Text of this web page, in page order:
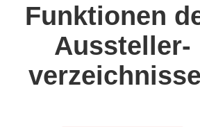
Funktionen
Aussteller-